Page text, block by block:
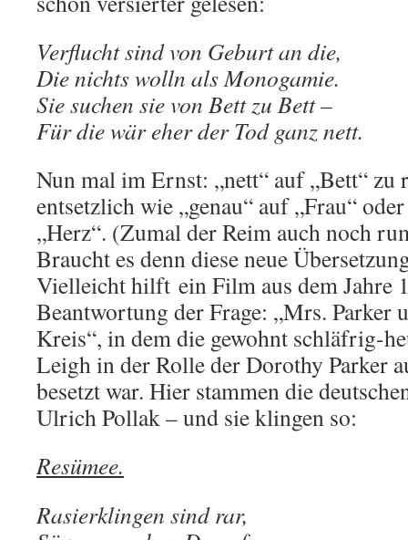
Verflucht sind von Geburt an die,
Die nichts wolln als Monogamie.
Sie suchen sie von Bett zu Bett –
Für die wär eher der Tod ganz nett.
Nun mal im Ernst: „nett“ auf „Bett“ zu
entsetzlich wie „genau“ auf „Frau“
„Herz“. (Zumal der Reim auch noch
Braucht es denn diese neue
Vielleicht hilft ein Film aus dem Jahre
Beantwortung der Frage: „Mrs. Parker
Kreis“, in dem die gewohnt schläfrig-
Leigh in der Rolle der Dorothy Parker
besetzt war. Hier stammen die
Ulrich Pollak – und sie klingen so:
Resümee.
Rasierklingen sind rar,